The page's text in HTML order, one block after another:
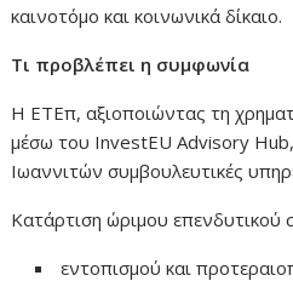
καινοτόμο και κοινωνικά δίκαιο.
Τι προβλέπει η συμφωνία
Η ΕΤΕπ, αξιοποιώντας τη
μέσω του InvestEU Advisory
Ιωαννιτών συμβουλευτικές
Κατάρτιση ώριμου επενδυτικού
εντοπισμού και